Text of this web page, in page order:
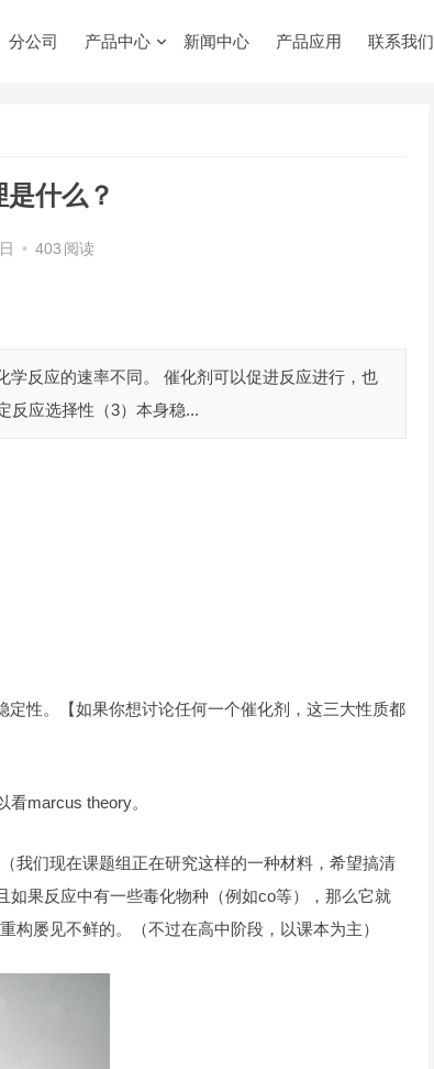
分公司 产品中心 新闻中心 产品应用 联系我们
什么？
• 403 阅读
反应的速率不同。 催化剂可以促进反应进行，也
反应选择性（3）本身稳...
性。【如果你想讨论任何一个催化剂，这三大性质都
marcus theory。
我们现在课题组正在研究这样的一种材料，希望搞清
如果反应中有一些毒化物种（例如co等），那么它就
屡见不鲜的。（不过在高中阶段，以课本为主）